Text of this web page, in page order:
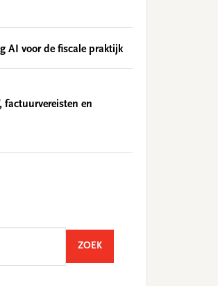
AI voor de fiscale praktijk
factuurvereisten en
ZOEKSEARCH